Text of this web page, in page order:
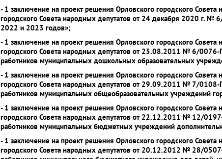
- 1 заключение на проект решения Орловского городского
городского Совета народных депутатов от 24 декабря 2020 г.
2022 и 2023 годов»;
- 1 заключение на проект решения Орловского городского
городского Совета народных депутатов от 25.08.2011 № 6/
работников муниципальных дошкольных образовательных
- 1 заключение на проект решения Орловского городского
городского Совета народных депутатов от 29.09.2011 № 7/
работников муниципальных общеобразовательных учреждений
- 1 заключение на проект решения Орловского городского
городского Совета народных депутатов от 22.12.2011 № 12/
работников муниципальных бюджетных учреждений
- 1 заключение на проект решения Орловского городского
городского Совета народных депутатов от 20.12.2012 № 28/